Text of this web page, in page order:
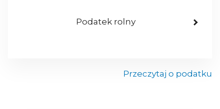
Podatek rolny
Przeczytaj o podatku